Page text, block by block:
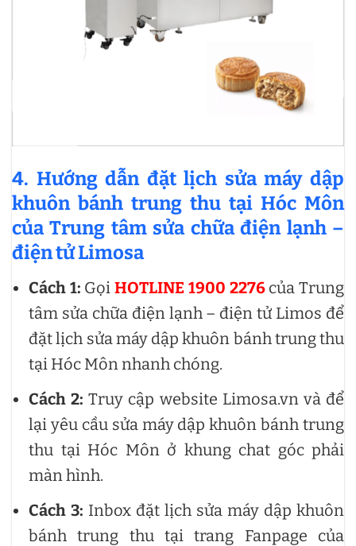
4. Hướng dẫn đặt lịch sửa máy dập
khuôn bánh trung thu tại Hóc Môn
của Trung tâm sửa chữa điện lạnh –
điện tử Limosa
Cách 1: GọiHOTLINE 1900 2276của Trung
tâm sửa chữa điện lạnh – điện tử Limos để
đặt lịch sửa máy dập khuôn bánh trung thu
tại Hóc Môn nhanh chóng.
Cách 2: Truy cập website Limosa.vn và để
lại yêu cầu sửa máy dập khuôn bánh trung
thu tại Hóc Môn ở khung chat góc phải
màn hình.
Cách 3: Inbox đặt lịch sửa máy dập khuôn
bánh trung thu tại trang Fanpage của